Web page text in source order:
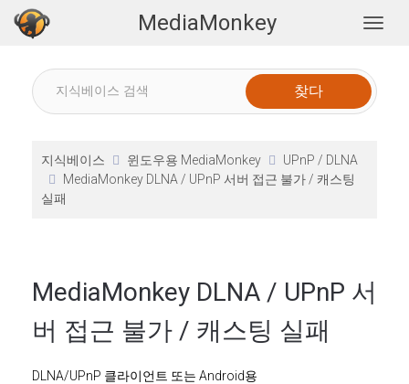
MediaMonkey
지식베이스 윈도우용 MediaMonkey
UPnP / DLNA
MediaMonkey DLNA / UPnP 서버 접근 불가 / 캐스팅
실패
MediaMonkey DLNA / UPnP 서
버 접근 불가 / 캐스팅 실패
DLNA/UPnP 클라이언트 또는 Android용